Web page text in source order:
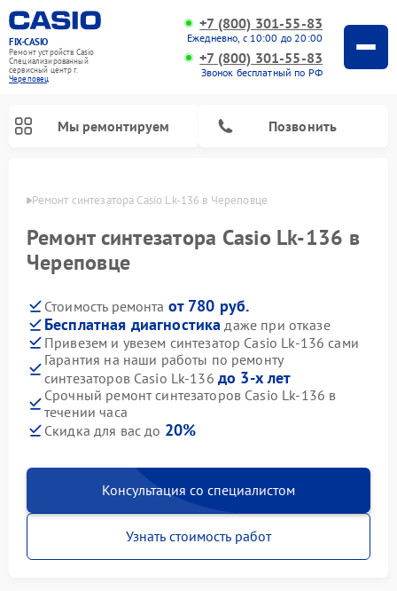
FIX-CASIO
Ремонт устройств Casio
Специализированный
cервисный центр г.
Череповец
+7 (800) 301-55-83
Ежедневно, с 10:00 до 20:00
+7 (800) 301-55-83
Звонок бесплатный по РФ
Мы ремонтируем Позвонить
Ремонт синтезатора Casio Lk-136 в Череповце
Ремонт синтезатора Casio Lk-136 в
Череповце
Стоимость ремонта от 780 руб.
Бесплатная диагностика даже при отказе
Привезем и увезем синтезатор Casio Lk-136 сами
Гарантия на наши работы по ремонту
синтезаторов Casio Lk-136 до 3-х лет
Срочный ремонт синтезаторов Casio Lk-136 в
течении часа
Скидка для вас до 20%
Консультация со специалистом
Узнать стоимость работ